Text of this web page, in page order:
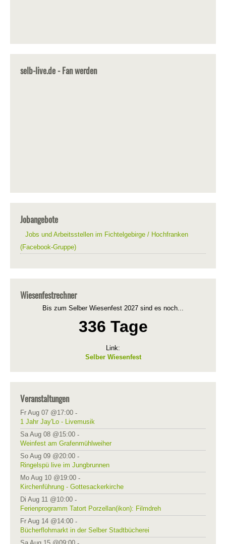
selb-live.de - Fan werden
Jobangebote
Jobs und Arbeitsstellen im Fichtelgebirge / Hochfranken
(Facebook-Gruppe)
Wiesenfestrechner
Bis zum Selber Wiesenfest 2027 sind es noch...
336 Tage
Link:
Selber Wiesenfest
Veranstaltungen
Fr Aug 07 @17:00 -
1 Jahr Jay'Lo - Livemusik
Sa Aug 08 @15:00 -
Weinfest am Grafenmühlweiher
So Aug 09 @20:00 -
Ringelspü live im Jungbrunnen
Mo Aug 10 @19:00 -
Kirchenführung - Gottesackerkirche
Di Aug 11 @10:00 -
Ferienprogramm Tatort Porzellan(ikon): Filmdreh
Fr Aug 14 @14:00 -
Bücherflohmarkt in der Selber Stadtbücherei